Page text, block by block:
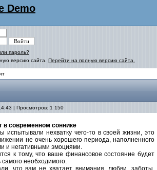
Demo
пароль?
версию сайта. Перейти на полную версию сайта.
| Просмотров: 1 150
в современном соннике
испытывали нехватку чего-то в своей жизни, это
не очень хорошего периода, наполненного
и негативными эмоциями.
к тому, что ваше финансовое состояние будет
необходимого.
что вам не хватает внимания, любви, заботы,